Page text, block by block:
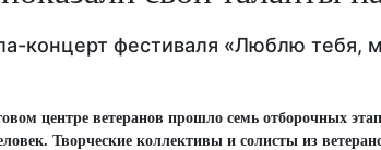
концерт фестиваля «Люблю тебя,
центре ветеранов прошло семь отборочных
Творческие коллективы и солисты из